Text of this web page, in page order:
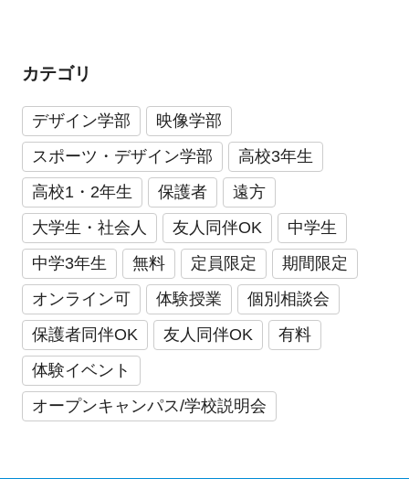
カテゴリ
デザイン学部
映像学部
スポーツ・デザイン学部
高校3年生
高校1・2年生
保護者
遠方
大学生・社会人
友人同伴OK
中学生
中学3年生
無料 定員限定
期間限定
オンライン可
体験授業
個別相談会
保護者同伴OK
友人同伴OK
有料
体験イベント
オープンキャンパス/学校説明会